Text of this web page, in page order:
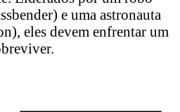
e uma astronauta
eles devem enfrentar um